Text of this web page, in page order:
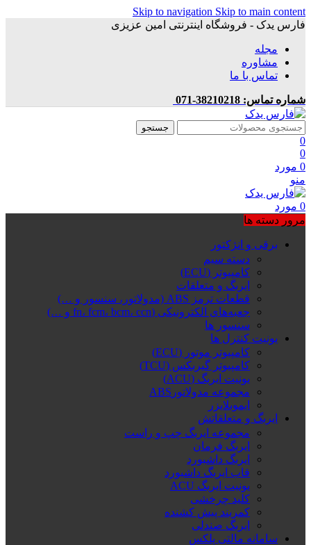
Skip to navigation Skip to main content
فارس یدک - فروشگاه اینترنتی امین عزیزی
مجله
مشاوره
تماس با ما
شماره تماس: 38210218-071
جستجو
0
0
0 مورد
منو
0 مورد
مرور دسته ها
برقی و انژکتور
دسته سیم
کامپیوتر (ECU)
ایربگ و متعلقات
قطعات ترمز ABS (مدولاتور، سنسور و …)
جعبه‌های الکترونیکی (fn، fcm، bcm، ccn و …)
سنسور ها
یونیت کنترل ها
کامپیوتر موتور (ECU)
کامپیوتر گیربکس (TCU)
یونیت ایربگ (ACU)
مجموعه مدولاتورABS
ایموبلایزر
ایربگ و متعلقاتش
مجموعه ایربگ چپ و راست
ایربگ فرمان
ایربگ داشبورد
قاب ایربگ داشبورد
یونیت ایربگ ACU
کلید چرخشی
کمربند پیش کشنده
ایربگ صندلی
سامانه مالتی پلکس